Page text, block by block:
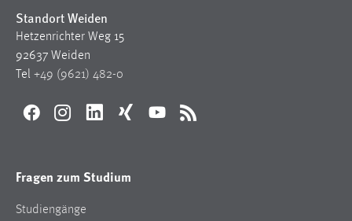
Standort Weiden
Hetzenrichter Weg 15
92637 Weiden
Tel +49 (9621) 482-0
FacebookInstagramLinkedInXing YouTube
RSS
Fragen zum Studium
Studiengänge